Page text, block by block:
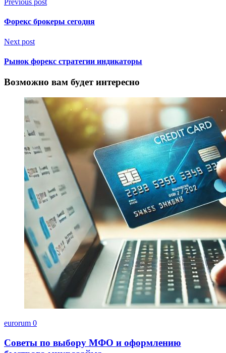
Previous post
Форекс брокеры сегодня
Next post
Рынок форекс стратегии индикаторы
Возможно вам будет интересно
eurorum 0
Советы по выбору МФО и оформлению